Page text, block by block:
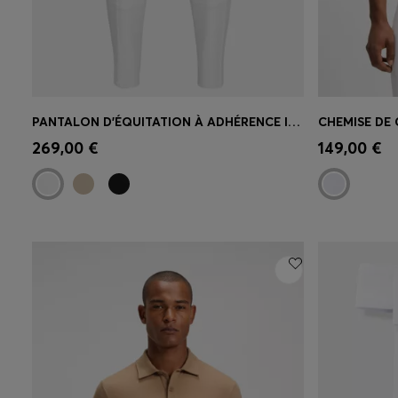
Achat rapide
taille)
PANTALON D’ÉQUITATION À ADHÉRENCE INTÉGRALE EN TISSU POWER-SPORT
269,00 € Achat
taille)
149,00 €